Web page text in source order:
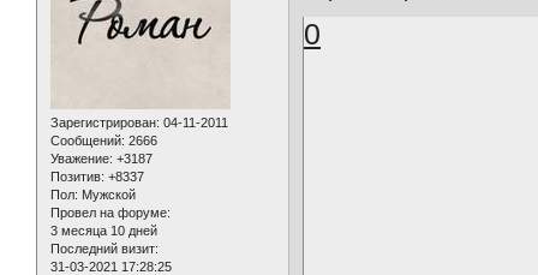
Зарегистрирован: 04-11-2011
Сообщений: 2666
Уважение: +3187
Позитив: +8337
Пол: Мужской
Провел на форуме:
3 месяца 10 дней
Последний визит:
31-03-2021 17:28:25
0